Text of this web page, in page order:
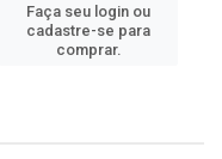
Faça seu login ou
cadastre-se para
comprar.